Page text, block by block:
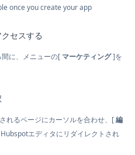
once you create your app
セスする
に、メニューの[ マーケティング]を
れるページにカーソルを合わせ、[編
エディタにリダイレクトされ